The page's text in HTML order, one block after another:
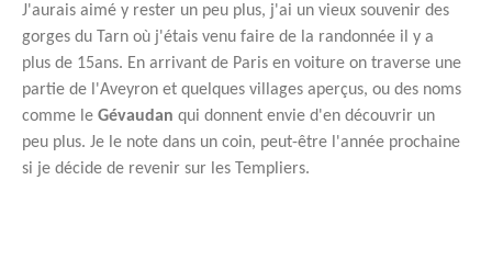
J'aurais aimé y rester un peu plus, j'ai un vieux souvenir des
gorges du Tarn où j'étais venu faire de la randonnée il y a
plus de 15ans. En arrivant de Paris en voiture on traverse une
partie de l'Aveyron et quelques villages aperçus, ou des noms
comme le Gévaudan qui donnent envie d'en découvrir un
peu plus. Je le note dans un coin, peut-être l'année prochaine
si je décide de revenir sur les Templiers.